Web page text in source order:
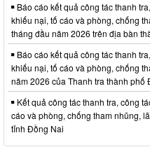
Báo cáo kết quả công tác thanh
khiếu nại, tố cáo và phòng, chống
tháng đầu năm 2026 trên địa bàn
Báo cáo kết quả công tác thanh
khiếu nại, tố cáo và phòng, chống
năm 2026 của Thanh tra thành phố
Kết quả công tác thanh tra, công
cáo và phòng, chống tham nhũng,
tỉnh Đồng Nai